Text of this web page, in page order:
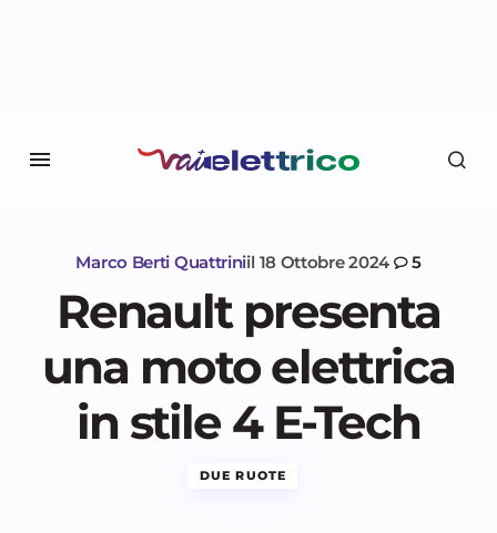
Marco Berti Quattriniil 18 Ottobre 2024 5
Renault presenta
una moto elettrica
in stile 4 E-Tech
DUE RUOTE